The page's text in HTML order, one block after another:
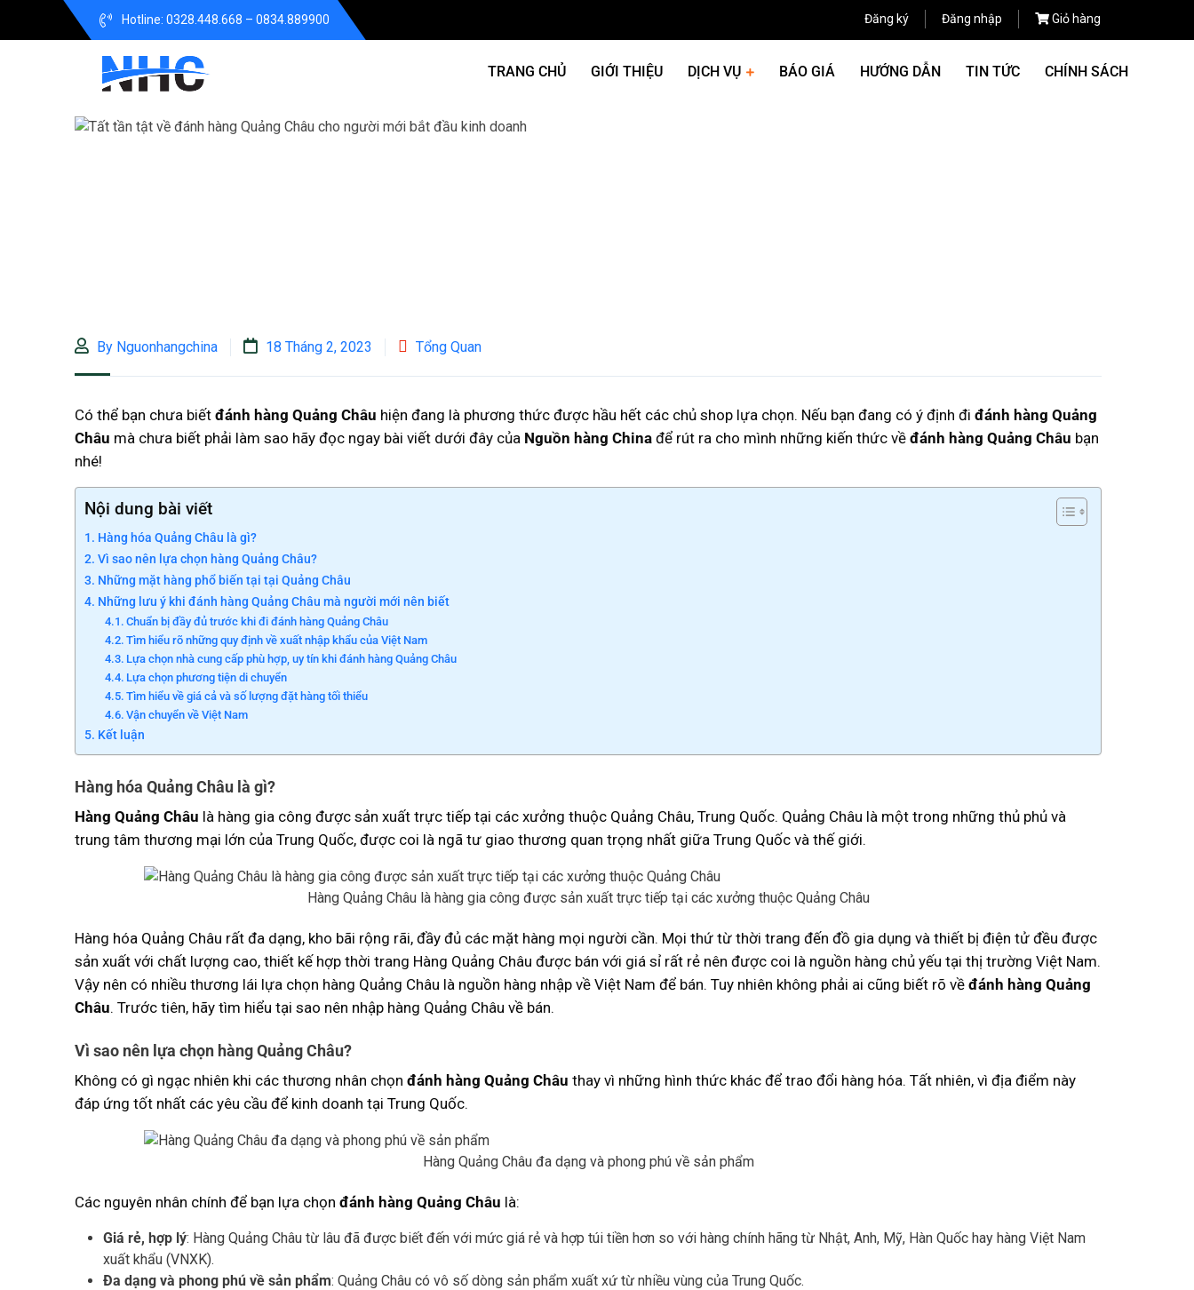
Hotline: 0328.448.668 – 0834.889900 Đăng ký Đăng nhập Giỏ hàng
TRANG CHỦ GIỚI THIỆU DỊCH VỤ BÁO GIÁ HƯỚNG DẪN TIN TỨC CHÍNH SÁCH
By Nguonhangchina 18 Tháng 2, 2023 Tổng Quan
Có thể bạn chưa biết đánh hàng Quảng Châu hiện đang là phương thức được hầu hết các chủ shop lựa chọn. Nếu bạn đang có ý định đi đánh hàng Quảng
Châu mà chưa biết phải làm sao hãy đọc ngay bài viết dưới đây của Nguồn hàng China để rút ra cho mình những kiến thức về đánh hàng Quảng Châu bạn
nhé!
Nội dung bài viết
Hàng hóa Quảng Châu là gì?
Vì sao nên lựa chọn hàng Quảng Châu?
Những mặt hàng phổ biến tại tại Quảng Châu
Những lưu ý khi đánh hàng Quảng Châu mà người mới nên biết
Chuẩn bị đầy đủ trước khi đi đánh hàng Quảng Châu
Tìm hiểu rõ những quy định về xuất nhập khẩu của Việt Nam
Lựa chọn nhà cung cấp phù hợp, uy tín khi đánh hàng Quảng Châu
Lựa chọn phương tiện di chuyển
Tìm hiểu về giá cả và số lượng đặt hàng tối thiểu
Vận chuyển về Việt Nam
Kết luận
Hàng hóa Quảng Châu là gì?
Hàng Quảng Châu là hàng gia công được sản xuất trực tiếp tại các xưởng thuộc Quảng Châu, Trung Quốc. Quảng Châu là một trong những thủ phủ và
trung tâm thương mại lớn của Trung Quốc, được coi là ngã tư giao thương quan trọng nhất giữa Trung Quốc và thế giới.
Hàng Quảng Châu là hàng gia công được sản xuất trực tiếp tại các xưởng thuộc Quảng Châu
Hàng hóa Quảng Châu rất đa dạng, kho bãi rộng rãi, đầy đủ các mặt hàng mọi người cần. Mọi thứ từ thời trang đến đồ gia dụng và thiết bị điện tử đều được
sản xuất với chất lượng cao, thiết kế hợp thời trang Hàng Quảng Châu được bán với giá sỉ rất rẻ nên được coi là nguồn hàng chủ yếu tại thị trường Việt Nam.
Vậy nên có nhiều thương lái lựa chọn hàng Quảng Châu là nguồn hàng nhập về Việt Nam để bán. Tuy nhiên không phải ai cũng biết rõ về đánh hàng Quảng
Châu. Trước tiên, hãy tìm hiểu tại sao nên nhập hàng Quảng Châu về bán.
Vì sao nên lựa chọn hàng Quảng Châu?
Không có gì ngạc nhiên khi các thương nhân chọn đánh hàng Quảng Châu thay vì những hình thức khác để trao đổi hàng hóa. Tất nhiên, vì địa điểm này
đáp ứng tốt nhất các yêu cầu để kinh doanh tại Trung Quốc.
Hàng Quảng Châu đa dạng và phong phú về sản phẩm
Các nguyên nhân chính để bạn lựa chọn đánh hàng Quảng Châu là:
Giá rẻ, hợp lý: Hàng Quảng Châu từ lâu đã được biết đến với mức giá rẻ và hợp túi tiền hơn so với hàng chính hãng từ Nhật, Anh, Mỹ, Hàn Quốc hay hàng Việt Nam
xuất khẩu (VNXK).
Đa dạng và phong phú về sản phẩm: Quảng Châu có vô số dòng sản phẩm xuất xứ từ nhiều vùng của Trung Quốc.